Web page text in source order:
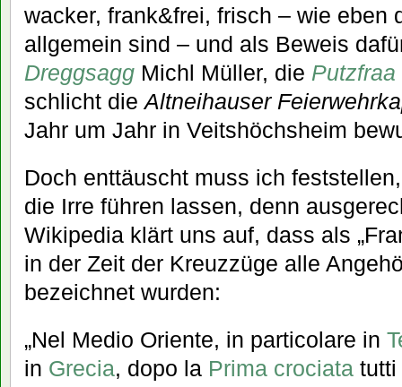
wacker, frank&frei, frisch – wie eben
allgemein sind – und als Beweis
Dreggsagg Michl Müller, die Putzfraa
schlicht dieAltneihauser
Jahr um Jahr in Veitshöchsheim
Doch enttäuscht muss ich
die Irre führen lassen, denn
Wikipedia klärt uns auf, dass als
in der Zeit der Kreuzzüge alle
bezeichnet wurden:
„Nel Medio Oriente, in particolare in
in Grecia, dopo la Prima crociata tutti